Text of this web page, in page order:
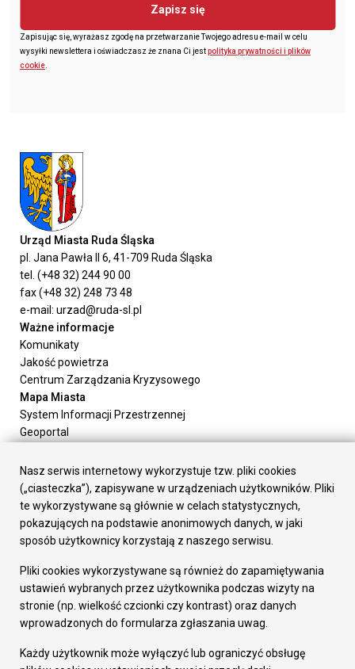
Zapisz się
Zapisując się, wyrażasz zgodę na przetwarzanie Twojego adresu e-mail w celu
wysyłki newslettera i oświadczasz że znana Ci jestpolityka prywatności i plików
cookie.
Urząd Miasta Ruda Śląska
pl. Jana Pawła II 6, 41-709 Ruda Śląska
tel. (+48 32) 244 90 00
fax (+48 32) 248 73 48
e-mail: urzad@ruda-sl.pl
Ważne informacje
Komunikaty
Jakość powietrza
Centrum Zarządzania Kryzysowego
Mapa Miasta
System Informacji Przestrzennej
Geoportal
Załatw sprawę
Prezydent Miasta
Rada Miasta
Wydziały
Elektroniczna Skrzynka Podawcza
Gospodarka
Fundusze europejskie
Środki krajowe
Oferty inwestycyjne
Pozostałe
Nasz serwis internetowy wykorzystuje tzw. pliki cookies
(„ciasteczka”), zapisywane w urządzeniach użytkowników. Pliki
te wykorzystywane są głównie w celach statystycznych,
pokazujących na podstawie anonimowych danych, w jaki
sposób użytkownicy korzystają z naszego serwisu.
Pliki cookies wykorzystywane są również do zapamiętywania
ustawień wybranych przez użytkownika podczas wizyty na
stronie (np. wielkość czcionki czy kontrast) oraz danych
wprowadzonych do formularza zgłaszania uwag.
Każdy użytkownik może wyłączyć lub ograniczyć obsługę